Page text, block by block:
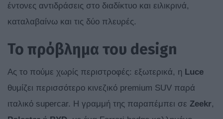
έντονες αντιδράσεις στο διαδίκτυο και ειλικρινά,
καταλαβαίνω και τις δύο πλευρές.
Το πρόβλημα του design
Ας το πούμε χωρίς περιστροφές: εξωτερικά, η Luce
θυμίζει περισσότερο κινεζικό premium SUV παρά
ιταλικό supercar. Η γραμμή της παραπέμπει σε Zeekr,